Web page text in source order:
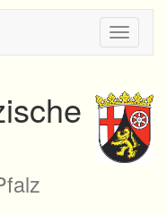
ein/